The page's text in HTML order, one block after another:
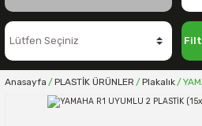
Anasayfa PLASTİK ÜRÜNLER Plakalık